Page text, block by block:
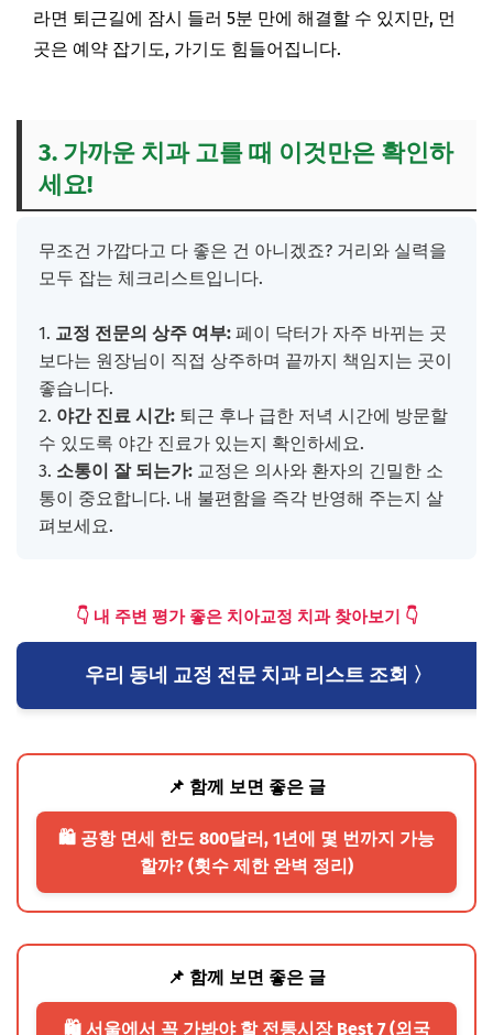
라면 퇴근길에 잠시 들러 5분 만에 해결할 수 있지만, 먼
곳은 예약 잡기도, 가기도 힘들어집니다.
3. 가까운 치과 고를 때 이것만은 확인하
세요!
무조건 가깝다고 다 좋은 건 아니겠죠? 거리와 실력을
모두 잡는 체크리스트입니다.
1. 교정 전문의 상주 여부: 페이 닥터가 자주 바뀌는 곳
보다는 원장님이 직접 상주하며 끝까지 책임지는 곳이
좋습니다.
2. 야간 진료 시간: 퇴근 후나 급한 저녁 시간에 방문할
수 있도록 야간 진료가 있는지 확인하세요.
3. 소통이 잘 되는가: 교정은 의사와 환자의 긴밀한 소
통이 중요합니다. 내 불편함을 즉각 반영해 주는지 살
펴보세요.
👇 내 주변 평가 좋은 치아교정 치과 찾아보기 👇
우리 동네 교정 전문 치과 리스트 조회 〉
📌 함께 보면 좋은 글
🛍️ 공항 면세 한도 800달러, 1년에 몇 번까지 가능
할까? (횟수 제한 완벽 정리)
📌 함께 보면 좋은 글
🛍️ 서울에서 꼭 가봐야 할 전통시장 Best 7 (외국